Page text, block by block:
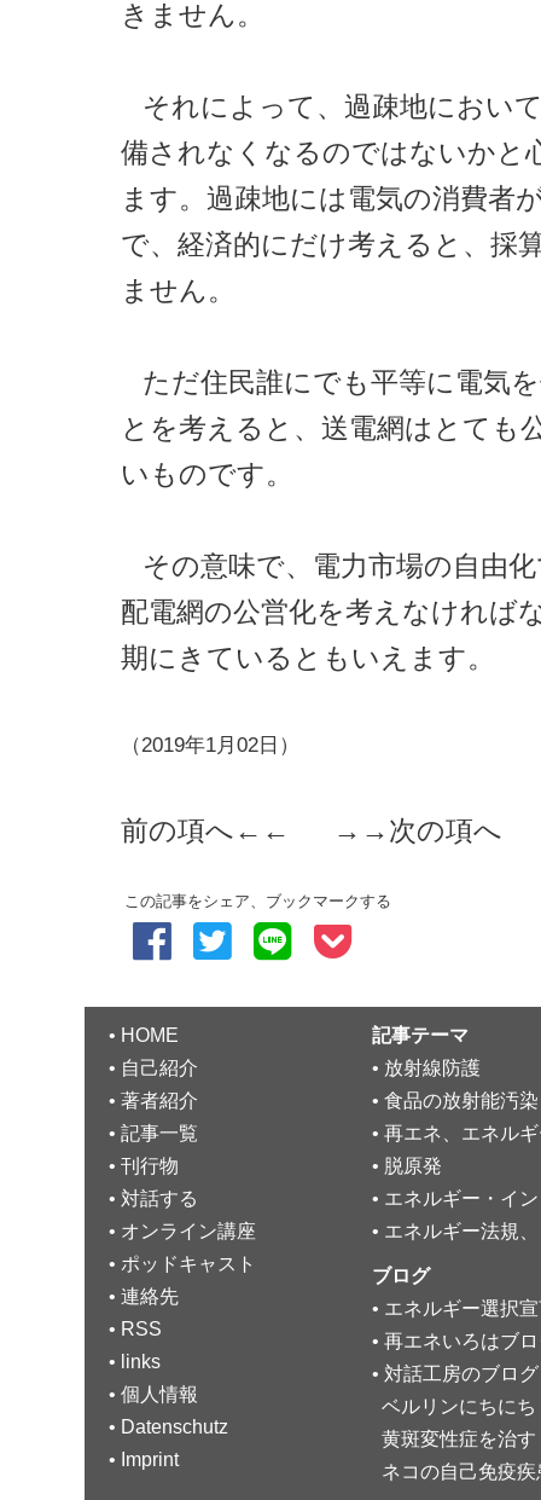
きません。
それによって、過疎地におい
備されなくなるのではないかと
ます。過疎地には電気の消費者
で、経済的にだけ考えると、採
ません。
ただ住民誰にでも平等に電気
とを考えると、送電網はとても
いものです。
その意味で、電力市場の自由
配電網の公営化を考えなければ
期にきているともいえます。
（2019年1月02日）
前の項へ ←← →→ 次の項へ
この記事をシェア、ブックマークする